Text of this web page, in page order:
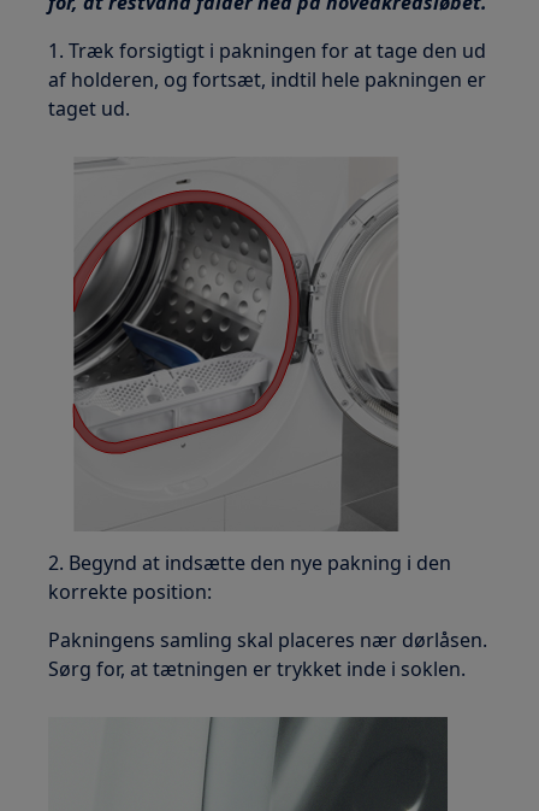
1. Træk forsigtigt i pakningen for at tage den ud
af holderen, og fortsæt, indtil hele pakningen er
taget ud.
2. Begynd at indsætte den nye pakning i den
korrekte position:
Pakningens samling skal placeres nær dørlåsen.
Sørg for, at tætningen er trykket inde i soklen.